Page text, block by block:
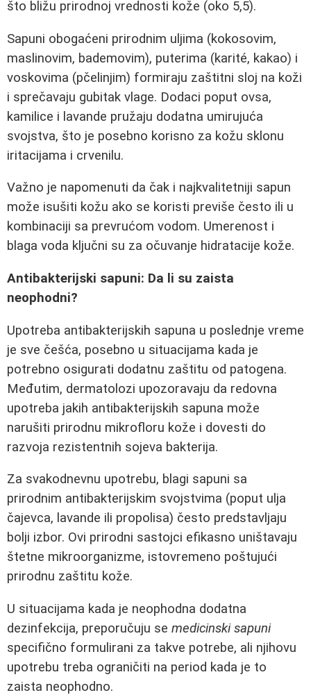
što bližu prirodnoj vrednosti kože (oko 5,5).
Sapuni obogaćeni prirodnim uljima (kokosovim,
maslinovim, bademovim), puterima (karité, kakao) i
voskovima (pčelinjim) formiraju zaštitni sloj na koži
i sprečavaju gubitak vlage. Dodaci poput ovsa,
kamilice i lavande pružaju dodatna umirujuća
svojstva, što je posebno korisno za kožu sklonu
iritacijama i crvenilu.
Važno je napomenuti da čak i najkvalitetniji sapun
može isušiti kožu ako se koristi previše često ili u
kombinaciji sa prevrućom vodom. Umerenost i
blaga voda ključni su za očuvanje hidratacije kože.
Antibakterijski sapuni: Da li su zaista
neophodni?
Upotreba antibakterijskih sapuna u poslednje vreme
je sve češća, posebno u situacijama kada je
potrebno osigurati dodatnu zaštitu od patogena.
Međutim, dermatolozi upozoravaju da redovna
upotreba jakih antibakterijskih sapuna može
narušiti prirodnu mikrofloru kože i dovesti do
razvoja rezistentnih sojeva bakterija.
Za svakodnevnu upotrebu, blagi sapuni sa
prirodnim antibakterijskim svojstvima (poput ulja
čajevca, lavande ili propolisa) često predstavljaju
bolji izbor. Ovi prirodni sastojci efikasno uništavaju
štetne mikroorganizme, istovremeno poštujući
prirodnu zaštitu kože.
U situacijama kada je neophodna dodatna
dezinfekcija, preporučuju se medicinski sapuni
specifično formulirani za takve potrebe, ali njihovu
upotrebu treba ograničiti na period kada je to
zaista neophodno.